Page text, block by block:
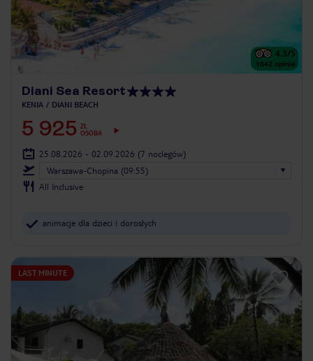
4.3/5
1642 opinie
Diani Sea Resort
KENIA DIANI BEACH
5 925 ZŁ
OSOBA
25.08.2026 - 02.09.2026 (7 noclegów)
Warszawa-Chopina (09:55)
All Inclusive
animacje dla dzieci i dorosłych
LAST MINUTE